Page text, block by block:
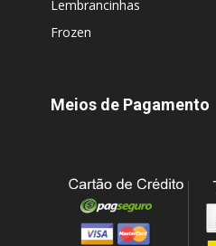
Lembrancinhas
Frozen
Meios de Pagamento